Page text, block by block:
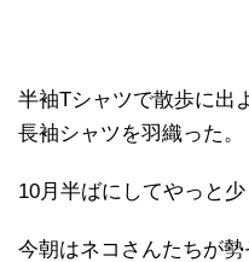
半袖Tシャツで散歩に出
長袖シャツを羽織った。
10月半ばにしてやっと
今朝はネコさんたちが